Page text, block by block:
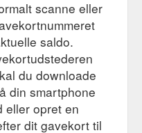
scanne eller
saldo.
du downloade
din smartphone
eller opret en
dit gavekort til